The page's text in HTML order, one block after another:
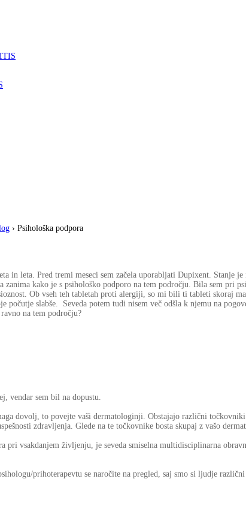
› Psihološka podpora
in leta. Pred tremi meseci sem začela uporabljati Dupixent.
zanima kako je s psihološko podporo na tem področju. Bila sem pri
Ob vseh teh tabletah proti alergiji, so mi bili ti tableti skoraj
počutje slabše. Seveda potem tudi nisem več odšla k njemu na
na tem področju?
vendar sem bil na dopustu.
dovolj, to povejte vaši dermatologinji. Obstajajo različni
zdravljenja. Glede na te točkovnike bosta skupaj z vašo
vsakdanjem življenju, je seveda smiselna multidisciplinarna
prihoterapevtu se naročite na pregled, saj smo si ljudje